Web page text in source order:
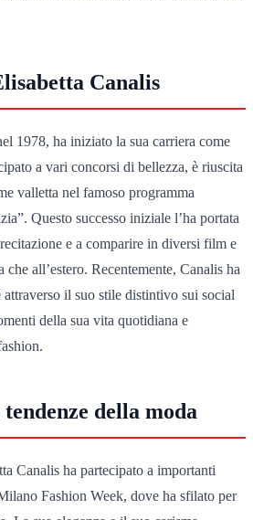
Canalis
1978, ha iniziato la sua carriera come
a vari concorsi di bellezza, è riuscita
valletta nel famoso programma
Questo successo iniziale l’ha portata
e a comparire in diversi film e
all’estero. Recentemente, Canalis ha
il suo stile distintivo sui social
della sua vita quotidiana e
della moda
Canalis ha partecipato a importanti
Fashion Week, dove ha sfilato per